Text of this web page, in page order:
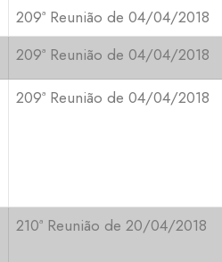
209ª Reunião de 04/04/2018
209ª Reunião de 04/04/2018
209ª Reunião de 04/04/2018
210ª Reunião de 20/04/2018